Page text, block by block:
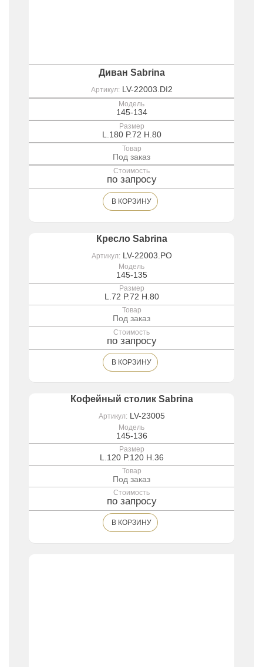
Диван Sabrina
Артикул: LV-22003.DI2
Модель
145-134
Размер
L.180 P.72 H.80
Товар
Под заказ
Стоимость
по запросу
В КОРЗИНУ
Кресло Sabrina
Артикул: LV-22003.PO
Модель
145-135
Размер
L.72 P.72 H.80
Товар
Под заказ
Стоимость
по запросу
В КОРЗИНУ
Кофейный столик Sabrina
Артикул: LV-23005
Модель
145-136
Размер
L.120 P.120 H.36
Товар
Под заказ
Стоимость
по запросу
В КОРЗИНУ